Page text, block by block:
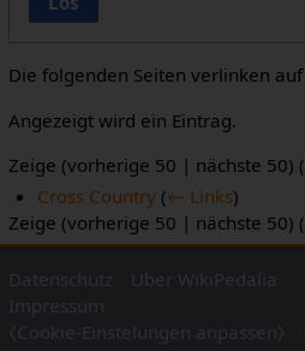
Die folgenden Seiten verlinken auf
Angezeigt wird ein Eintrag.
Zeige (vorherige 50 | nächste 50) (
Cross Country (← Links)
Zeige (vorherige 50 | nächste 50) (
Datenschutz
Über WikiPedalia
Impressum
⧼Cookie-Einstelungen anpassen⧽